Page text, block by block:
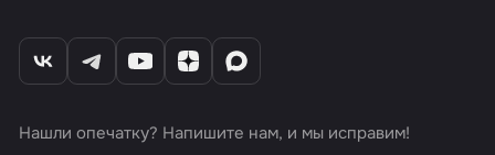
Нашли опечатку? Напишите нам, и мы исправим!